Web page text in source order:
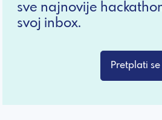
sve najnovije
svoj inbox.
Pretplati se